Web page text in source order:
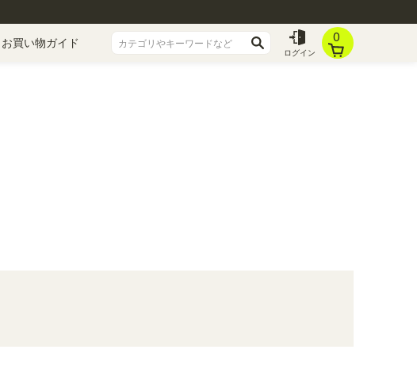
お買い物ガイド
ログイン
0